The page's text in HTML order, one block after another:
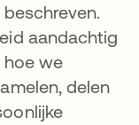
aandachtig
hoe we
delen